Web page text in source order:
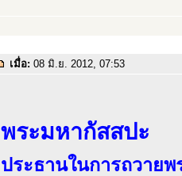
เมื่อ: 08 มิ.ย. 2012, 07:53
พระมหากัสสปะ
ประธานในการถวายพ